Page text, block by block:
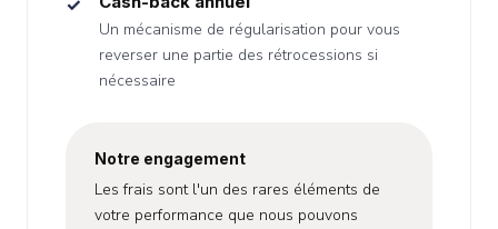
Un mécanisme de régularisation pour vous
reverser une partie des rétrocessions si
nécessaire
Notre engagement
Les frais sont l'un des rares éléments de
votre performance que nous pouvons